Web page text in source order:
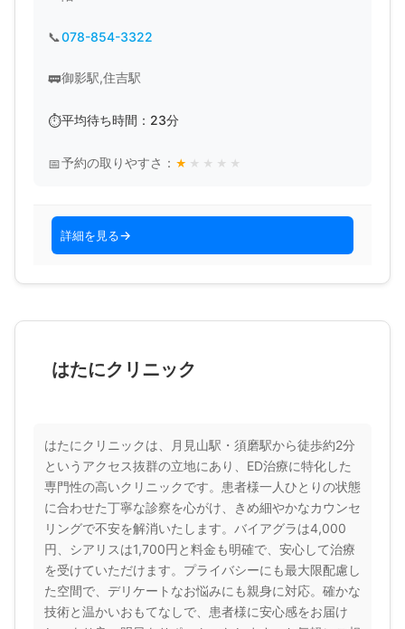
078-854-3322
御影駅,住吉駅
平均待ち時間：23分
予約の取りやすさ： ★ ★ ★ ★ ★
詳細を見る
はたにクリニック
はたにクリニックは、月見山駅・須磨駅から徒歩約2分
というアクセス抜群の立地にあり、ED治療に特化した
専門性の高いクリニックです。患者様一人ひとりの状態
に合わせた丁寧な診察を心がけ、きめ細やかなカウンセ
リングで不安を解消いたします。バイアグラは4,000
円、シアリスは1,700円と料金も明確で、安心して治療
を受けていただけます。プライバシーにも最大限配慮し
た空間で、デリケートなお悩みにも親身に対応。確かな
技術と温かいおもてなしで、患者様に安心感をお届け